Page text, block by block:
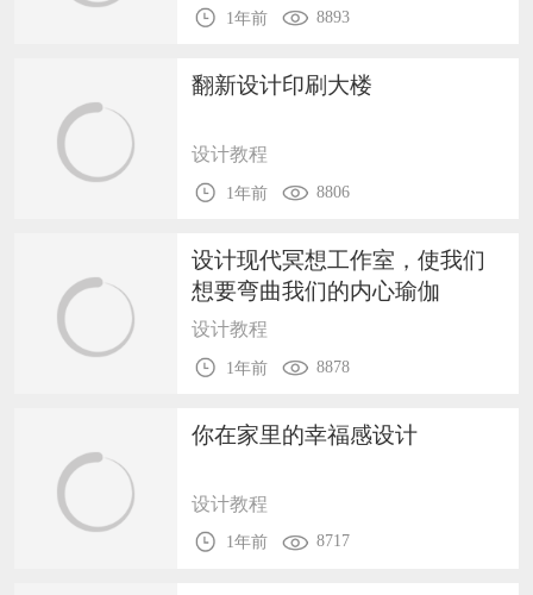
1年前 8893
翻新设计印刷大楼
设计教程
1年前 8806
设计现代冥想工作室，使我们
想要弯曲我们的内心瑜伽
设计教程
1年前 8878
你在家里的幸福感设计
设计教程
1年前 8717